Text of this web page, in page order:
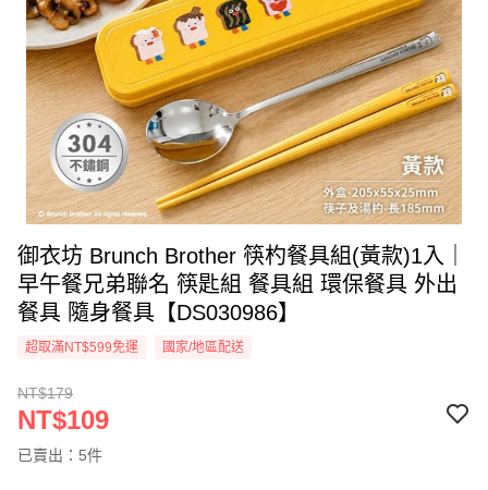
御衣坊 Brunch Brother 筷杓餐具組(黃款)1入｜
早午餐兄弟聯名 筷匙組 餐具組 環保餐具 外出
餐具 隨身餐具【DS030986】
超取滿NT$599免運 國家/地區配送
NT$179
NT$109
已賣出：5件